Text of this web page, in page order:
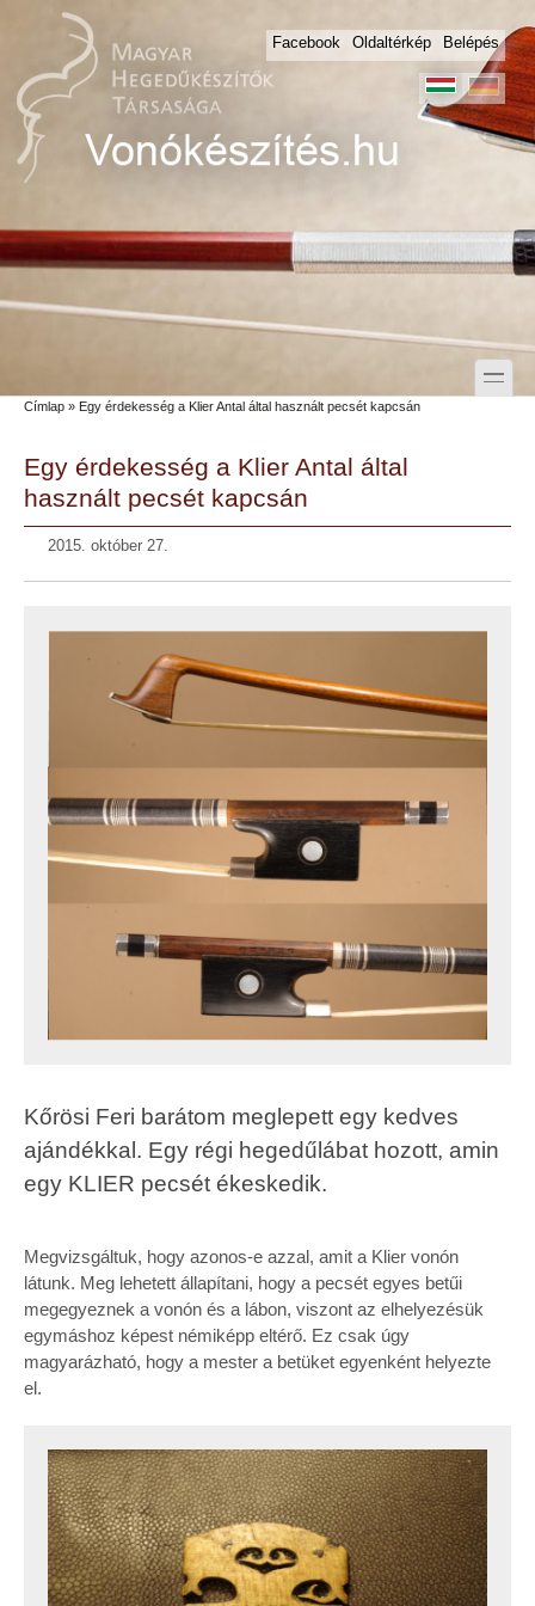
Skip to main content
Skip to search
Facebook
Oldaltérkép Belépés
toggle
Secondary menu
Címlap » Egy érdekesség a Klier Antal által használt pecsét kapcsán
Egy érdekesség a Klier Antal által
használt pecsét kapcsán
2015. október 27.
Kőrösi Feri barátom meglepett egy kedves
ajándékkal. Egy régi hegedűlábat hozott, amin
egy KLIER pecsét ékeskedik.
Megvizsgáltuk, hogy azonos-e azzal, amit a Klier vonón
látunk. Meg lehetett állapítani, hogy a pecsét egyes betűi
megegyeznek a vonón és a lábon, viszont az elhelyezésük
egymáshoz képest némiképp eltérő. Ez csak úgy
magyarázható, hogy a mester a betüket egyenként helyezte
el.